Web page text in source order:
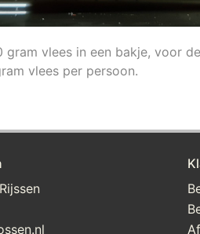
gram vlees in een bakje, voor
vlees per persoon.